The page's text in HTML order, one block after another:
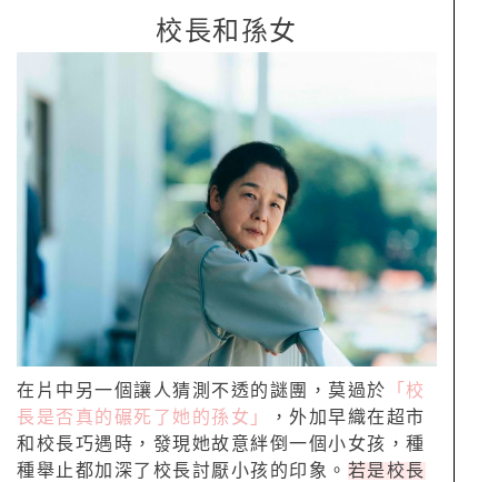
校長和孫女
在片中另一個讓人猜測不透的謎團，莫過於 「校
長是否真的碾死了她的孫女」
，外加早織在超市
和校長巧遇時，發現她故意絆倒一個小女孩，種
種舉止都加深了校長討厭小孩的印象。 若是校長